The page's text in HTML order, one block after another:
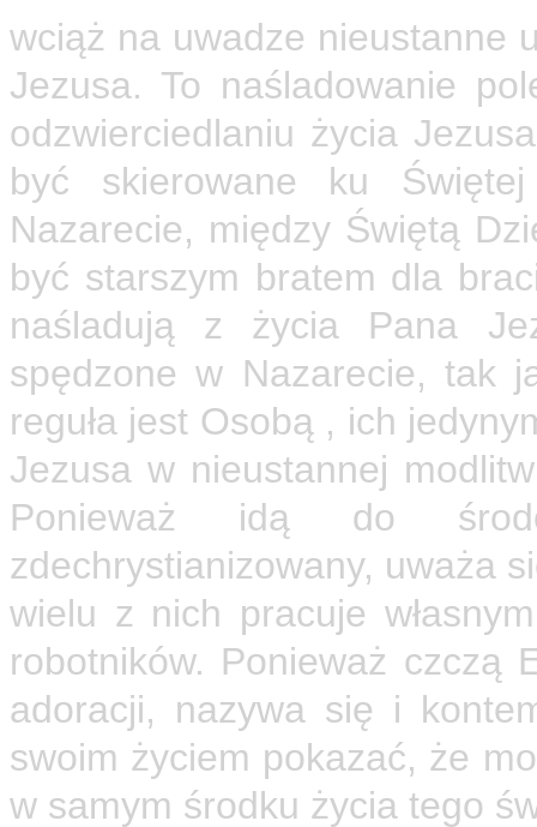
wciąż na uwadze nieustanne
Jezusa. To naśladowanie
odzwierciedlaniu życia
być skierowane ku
Nazarecie, między Świętą
być starszym bratem dla
naśladują z życia Pana
spędzone w Nazarecie, tak
reguła jest Osobą , ich
Jezusa w nieustannej
Ponieważ idą do
zdechrystianizowany, uważa
wielu z nich pracuje
robotników. Ponieważ czczą
adoracji, nazywa się i
swoim życiem pokazać, że
w samym środku życia tego